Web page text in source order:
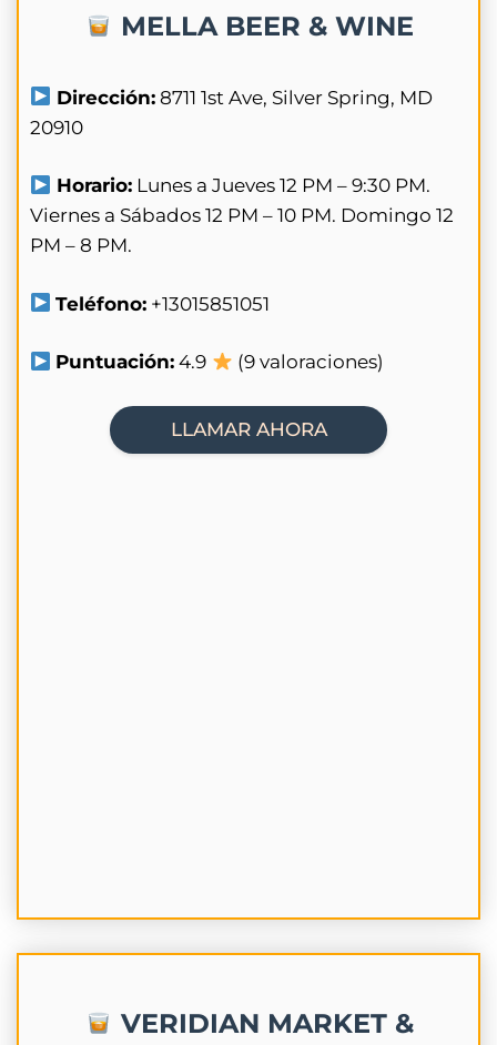
MELLA BEER & WINE
Dirección: 8711 1st Ave, Silver Spring, MD
20910
Horario: Lunes a Jueves 12 PM – 9:30 PM.
Viernes a Sábados 12 PM – 10 PM. Domingo 12
PM – 8 PM.
Teléfono: +13015851051
Puntuación: 4.9 (9 valoraciones)
LLAMAR AHORA
VERIDIAN MARKET &